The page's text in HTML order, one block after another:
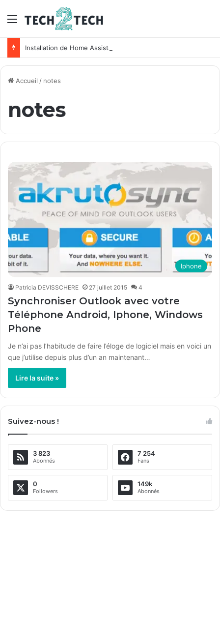
Menu
Installation de Home Assistant sur un NAS Synology
Accueil / notes
notes
Iphone
Patricia DEVISSCHERE 27 juillet 2015 4
Synchroniser Outlook avec votre
Téléphone Android, Iphone, Windows
Phone
Je n’ai pas l’habitude de faire l’éloge de logiciel mais en voici un
que j’utilise depuis plus d’un an maintenant…
Lire la suite »
Suivez-nous !
3 823
Abonnés
7 254
Fans
0
Followers
149k
Abonnés